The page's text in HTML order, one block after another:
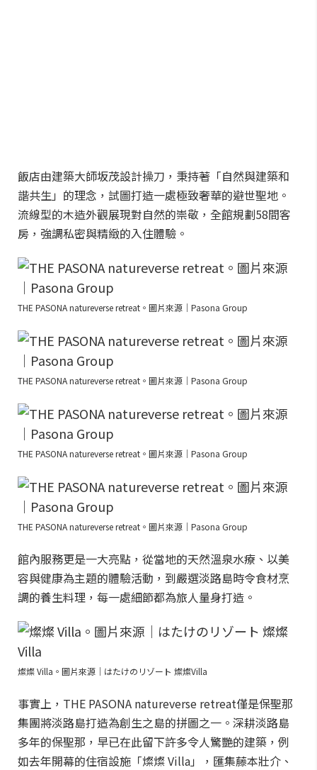
飯店由建築大師坂茂設計操刀，秉持著「自然與建築和
諧共生」的理念，試圖打造一處極致奢華的避世聖地。
流線型的木造外觀展現對自然的崇敬，全館規劃58間客
房，強調私密與精緻的入住體驗。
THE PASONA natureverse retreat。圖片來源｜Pasona Group
THE PASONA natureverse retreat。圖片來源｜Pasona Group
THE PASONA natureverse retreat。圖片來源｜Pasona Group
THE PASONA natureverse retreat。圖片來源｜Pasona Group
館內服務更是一大亮點，從當地的天然溫泉水療、以美
容與健康為主題的體驗活動，到嚴選淡路島時令食材烹
調的養生料理，每一處細節都為旅人量身打造。
燦燦 Villa。圖片來源｜はたけのリゾート 燦燦Villa
事實上，THE PASONA natureverse retreat僅是保聖那
集團將淡路島打造為創生之島的拼圖之一。深耕淡路島
多年的保聖那，早已在此留下許多令人驚艷的建築，例
如去年開幕的住宿設施「燦燦 Villa」，匯集藤本壯介、